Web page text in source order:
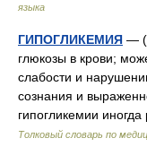
языка
ГИПОГЛИКЕМИЯ —
глюкозы в крови;
слабости и
сознания и
гипогликемии
Толковый словарь по